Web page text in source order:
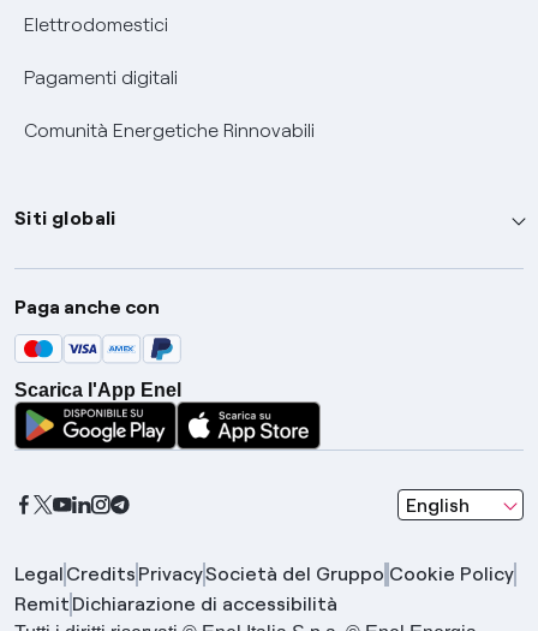
Elettrodomestici
Pagamenti digitali
Comunità Energetiche Rinnovabili
Siti globali
Enel Group
Enel Green Power
Global Trading
Global Procurement
Gridspertise
Paga anche con
Scarica l'App Enel
English
seleziona una
Legal Credits PrivacySocietà del Gruppo Cookie Policy
Remit Dichiarazione di accessibilità